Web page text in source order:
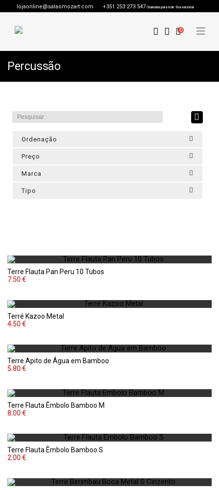
lojaonline@salaomozart.com +351 253 273 547 Chamada para rede fixa nacional
0
Percussão
Ordenação
Preço
Marca
Tipo
Terre Flauta Pan Peru 10 Tubos
7.50 €
Terré Kazoo Metal
4.50 €
Terre Apito de Água em Bamboo
5.80 €
Terre Flauta Êmbolo Bamboo M
8.00 €
Terre Flauta Êmbolo Bamboo S
2.00 €